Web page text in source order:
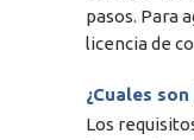
pasos. Para
licencia de
¿Cuales
Los